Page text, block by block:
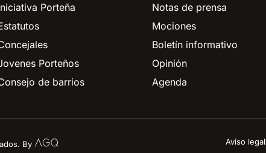
Porteña
Porteños
de barrios
Notas de prensa
Mociones
Boletín informativo
Opinión
Agenda
By Aviso legal